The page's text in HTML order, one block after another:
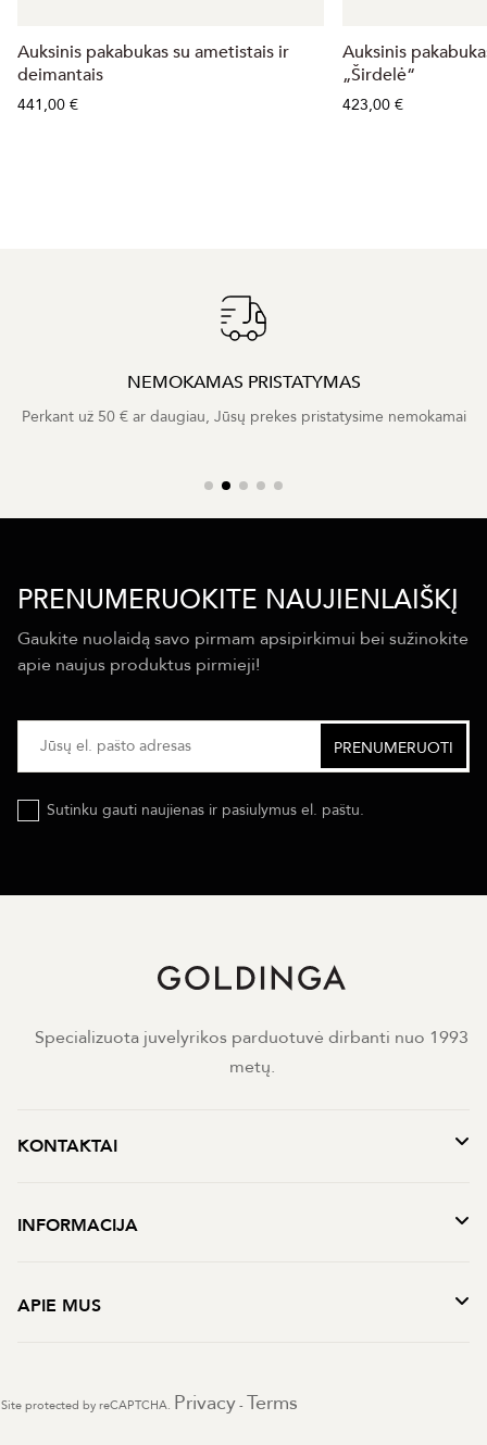
Auksinis pakabukas su ametistais ir
deimantais
441,00 €
Auksinis
„Širdelė“
423,00 €
NEMOKAMAS PRISTATYMAS
Perkant už 50 € ar daugiau, Jūsų prekes pristatysime nemokamai
PRENUMERUOKITE NAUJIENLAIŠKĮ
Gaukite nuolaidą savo pirmam apsipirkimui bei sužinokite
apie naujus produktus pirmieji!
Sutinku gauti naujienas ir pasiulymus el. paštu.
Specializuota juvelyrikos parduotuvė dirbanti nuo 1993
metų.
KONTAKTAI
INFORMACIJA
APIE MUS
Site protected by reCAPTCHA. Privacy - Terms